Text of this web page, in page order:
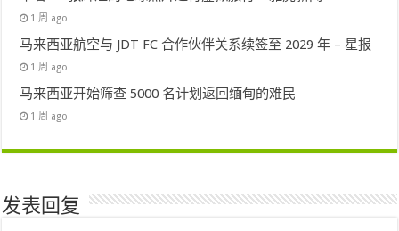
1 周 ago
马来西亚航空与 JDT FC 合作伙伴关系续签至 2029 年 – 星报
1 周 ago
马来西亚开始筛查 5000 名计划返回缅甸的难民
1 周 ago
发表回复